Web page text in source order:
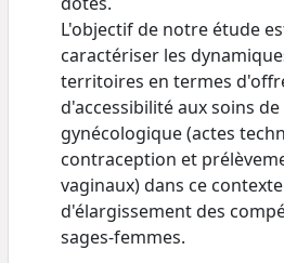
L'objectif de notre étude
caractériser les
territoires en termes
d'accessibilité aux soins de
gynécologique (actes
contraception et
vaginaux) dans ce contexte
d'élargissement des
sages-femmes.